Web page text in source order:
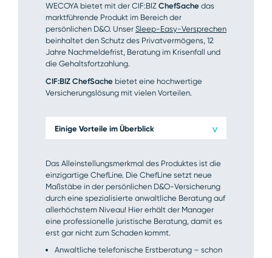
WECOYA bietet mit der CIF:BIZ ChefSache das
marktführende Produkt im Bereich der
persönlichen D&O. Unser Sleep-Easy-Versprechen
beinhaltet den Schutz des Privatvermögens, 12
Jahre Nachmeldefrist, Beratung im Krisenfall und
die Gehaltsfortzahlung.
CIF:BIZ ChefSache bietet eine hochwertige
Versicherungslösung mit vielen Vorteilen.
Einige Vorteile im Überblick >
Das Alleinstellungsmerkmal des Produktes ist die
einzigartige ChefLine. Die ChefLine setzt neue
Maßstäbe in der persönlichen D&O-Versicherung
durch eine spezialisierte anwaltliche Beratung auf
allerhöchstem Niveau! Hier erhält der Manager
eine professionelle juristische Beratung, damit es
erst gar nicht zum Schaden kommt.
Anwaltliche telefonische Erstberatung – schon